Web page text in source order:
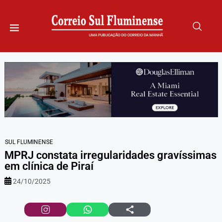
SUL FLUMINENSE
MPRJ constata irregularidades gravíssimas
em clínica de Piraí
24/10/2025